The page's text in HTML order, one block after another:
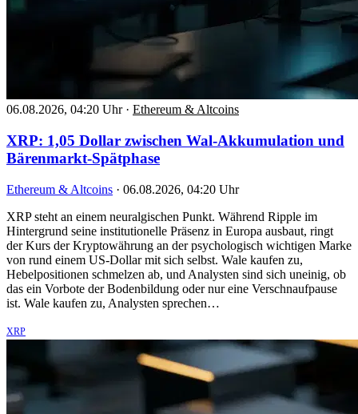
06.08.2026, 04:20 Uhr · Ethereum & Altcoins
XRP: 1,05 Dollar zwischen Wal-Akkumulation und
Bärenmarkt-Spätphase
Ethereum & Altcoins · 06.08.2026, 04:20 Uhr
XRP steht an einem neuralgischen Punkt. Während Ripple im
Hintergrund seine institutionelle Präsenz in Europa ausbaut, ringt
der Kurs der Kryptowährung an der psychologisch wichtigen Marke
von rund einem US-Dollar mit sich selbst. Wale kaufen zu,
Hebelpositionen schmelzen ab, und Analysten sind sich uneinig, ob
das ein Vorbote der Bodenbildung oder nur eine Verschnaufpause
ist. Wale kaufen zu, Analysten sprechen…
XRP